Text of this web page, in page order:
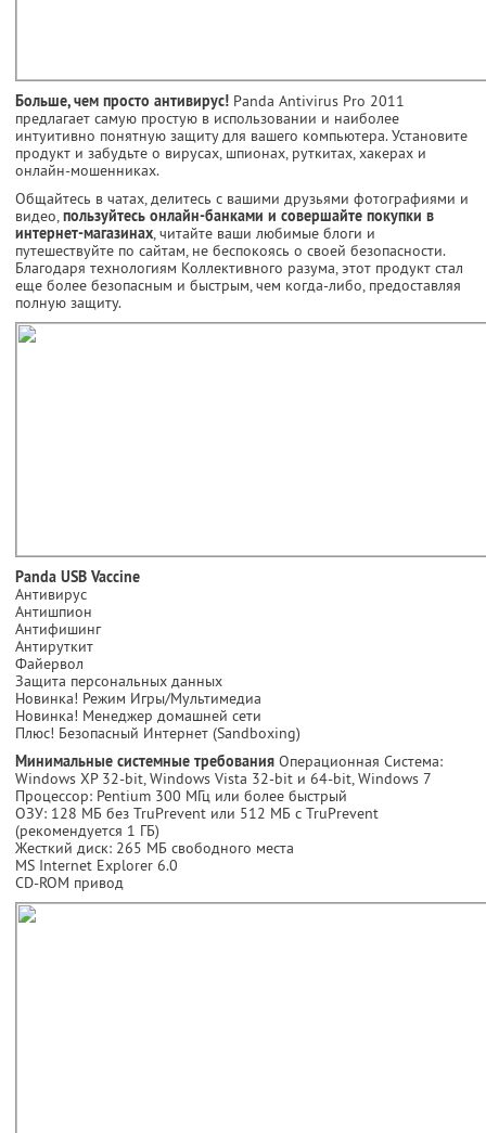
Больше, чем просто антивирус! Panda Antivirus Pro 2011
предлагает самую простую в использовании и наиболее
интуитивно понятную защиту для вашего компьютера. Установите
продукт и забудьте о вирусах, шпионах, руткитах, хакерах и
онлайн-мошенниках.
Общайтесь в чатах, делитесь с вашими друзьями фотографиями и
видео,пользуйтесь онлайн-банками и совершайте покупки в
интернет-магазинах, читайте ваши любимые блоги и
путешествуйте по сайтам, не беспокоясь о своей безопасности.
Благодаря технологиям Коллективного разума, этот продукт стал
еще более безопасным и быстрым, чем когда-либо, предоставляя
полную защиту.
Panda USB Vaccine
Антивирус
Антишпион
Антифишинг
Антируткит
Файервол
Защита персональных данных
Новинка! Режим Игры/Мультимедиа
Новинка! Менеджер домашней сети
Плюс! Безопасный Интернет (Sandboxing)
Минимальные системные требования Операционная Система:
Windows XP 32-bit, Windows Vista 32-bit и 64-bit, Windows 7
Процессор: Pentium 300 MГц или более быстрый
ОЗУ: 128 MБ без TruPrevent или 512 MБ с TruPrevent
(рекомендуется 1 ГБ)
Жесткий диск: 265 МБ свободного места
MS Internet Explorer 6.0
CD-ROM привод